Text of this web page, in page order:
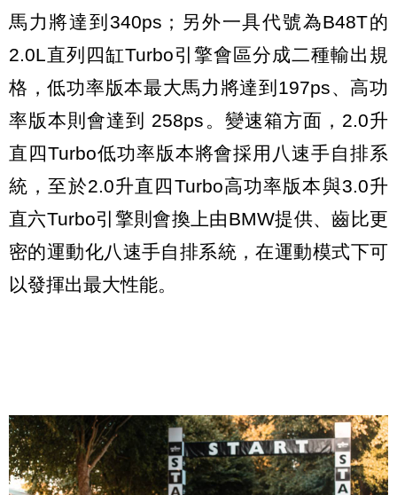
馬力將達到340ps；另外一具代號為B48T的
2.0L直列四缸Turbo引擎會區分成二種輸出規
格，低功率版本最大馬力將達到197ps、高功
率版本則會達到 258ps。變速箱方面，2.0升
直四Turbo低功率版本將會採用八速手自排系
統，至於2.0升直四Turbo高功率版本與3.0升
直六Turbo引擎則會換上由BMW提供、齒比更
密的運動化八速手自排系統，在運動模式下可
以發揮出最大性能。